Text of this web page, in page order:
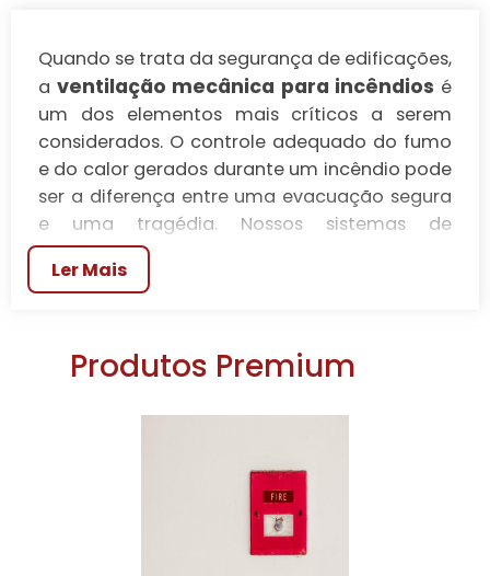
Quando se trata da segurança de edificações,
a ventilação mecânica para incêndios é
um dos elementos mais críticos a serem
considerados. O controle adequado do fumo
e do calor gerados durante um incêndio pode
ser a diferença entre uma evacuação segura
e uma tragédia. Nossos sistemas de
ventilação mecânica não apenas atendem às
normas vigentes, mas também
das pessoas e a proteção dos bens.
O PAPEL FUNDAMENTAL DA
EM SITUAÇÕES DE
ventilação mecânica para incêndios
Ler Mais
Produtos Premium